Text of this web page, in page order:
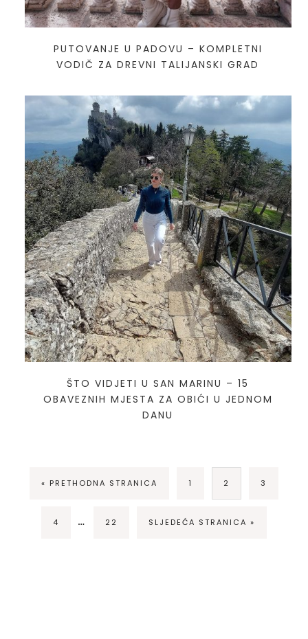
PUTOVANJE U PADOVU – KOMPLETNI
VODIČ ZA DREVNI TALIJANSKI GRAD
ŠTO VIDJETI U SAN MARINU – 15
OBAVEZNIH MJESTA ZA OBIĆI U JEDNOM
DANU
« PRETHODNA STRANICA 1 2 3
4 … 22 SLJEDEĆA STRANICA »